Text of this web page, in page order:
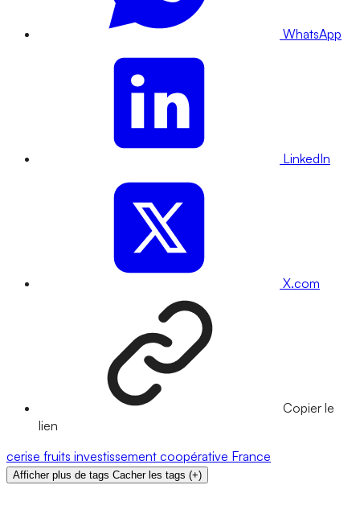
WhatsApp
LinkedIn
X.com
Copier le
lien
cerise fruits investissement coopérative France
Afficher plus de tags Cacher les tags (+)